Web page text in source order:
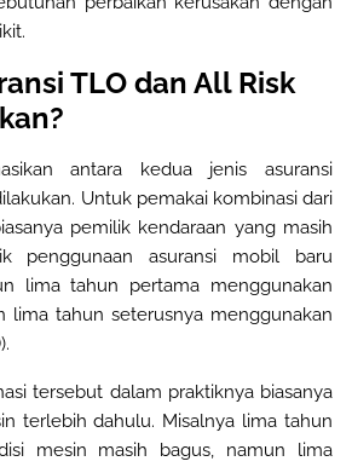
.
TLO dan All Risk
antara kedua jenis asuransi
Untuk pemakai kombinasi dari
pemilik kendaraan yang masih
penggunaan asuransi mobil baru
lima tahun pertama menggunakan
lima tahun seterusnya menggunakan
).
tersebut dalam praktiknya biasanya
terlebih dahulu. Misalnya lima tahun
mesin masih bagus, namun lima